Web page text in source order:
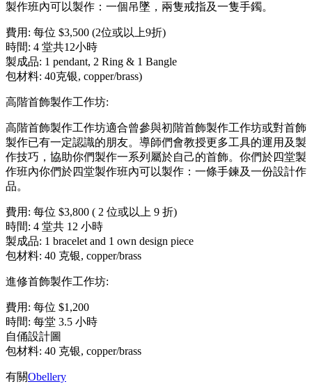
製作班內可以製作：一個吊墜，兩隻戒指及一隻手鐲。
費用: 每位 $3,500 (2位或以上9折)
時間: 4 堂共12小時
製成品: 1 pendant, 2 Ring & 1 Bangle
包材料: 40克银, copper/brass)
高階首飾製作工作坊:
高階首飾製作工作坊適合曾參與初階首飾製作工作坊或對首飾
製作已有一定認識的朋友。導師們會教授更多工具的運用及製
作技巧，協助你們製作一系列屬於自己的首飾。你們於四堂製
作班內你們於四堂製作班內可以製作：一條手鍊及一份設計作
品。
費用: 每位 $3,800 ( 2 位或以上 9 折)
時間: 4 堂共 12 小時
製成品: 1 bracelet and 1 own design piece
包材料: 40 克银, copper/brass
進修首飾製作工作坊:
費用: 每位 $1,200
時間: 每堂 3.5 小時
自俑設計圖
包材料: 40 克银, copper/brass
有關Obellery